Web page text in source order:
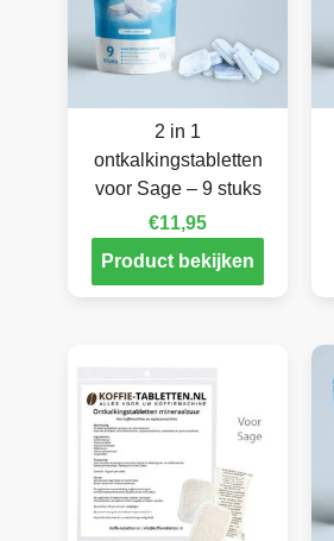
2 in 1
ontkalkingstabletten
voor Sage – 9 stuks
€11,95
Product bekijken